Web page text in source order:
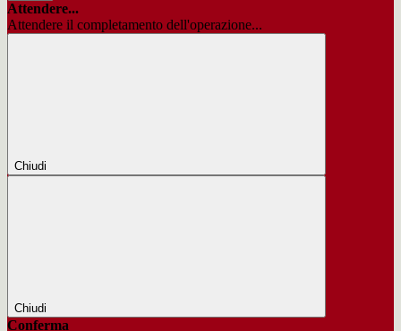
Attendere...
Attendere il completamento dell'operazione...
Chiudi
Chiudi
Conferma